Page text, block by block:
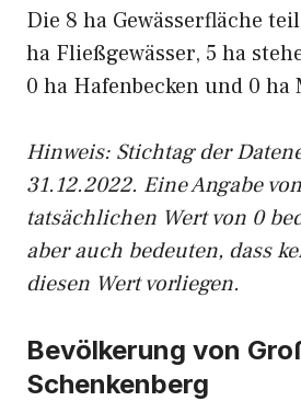
Die 8 ha Gewässerfläche
ha Fließgewässer, 5 ha
0 ha Hafenbecken und 0 ha
Hinweis: Stichtag der
31.12.2022. Eine Angabe
tatsächlichen Wert von 0
aber auch bedeuten, dass
diesen Wert vorliegen.
Bevölkerung von
Schenkenberg